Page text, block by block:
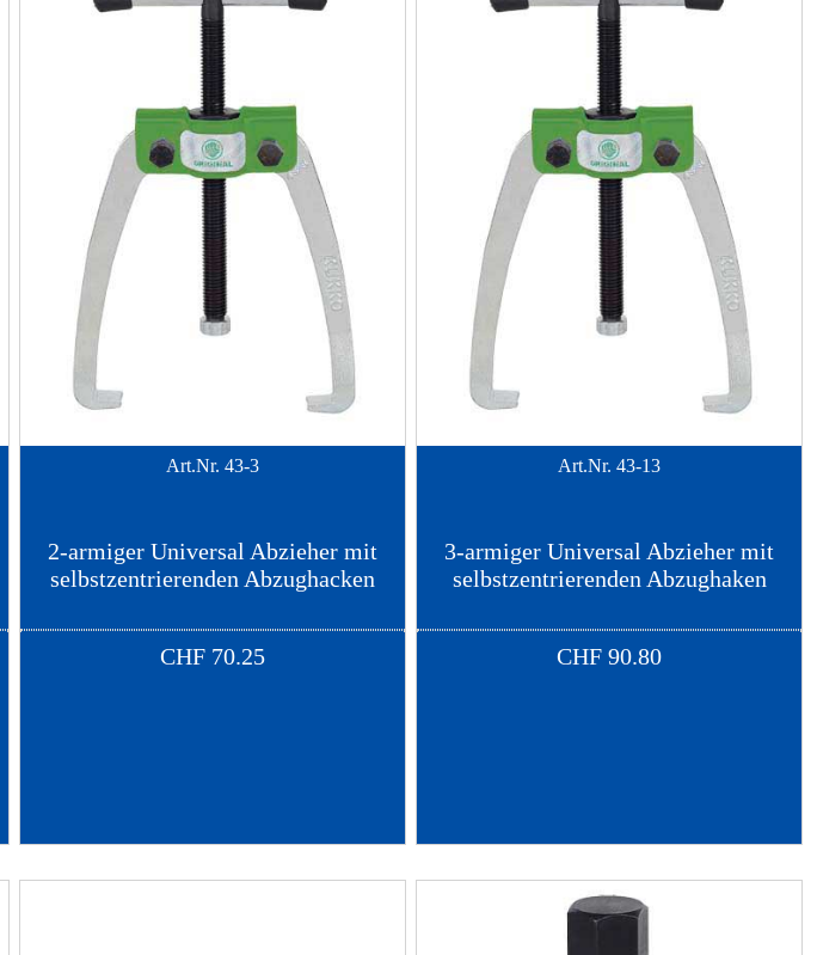
Art.Nr. 43-3
2-armiger Universal Abzieher mit
selbstzentrierenden Abzughacken
CHF 70.25
Art.Nr. 43-13
3-armiger Universal Abzieher mit
selbstzentrierenden Abzughaken
CHF 90.80